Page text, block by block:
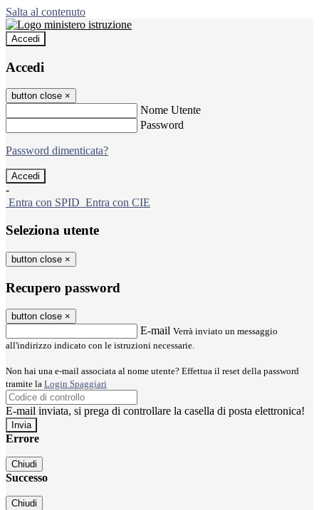
Salta al contenuto
Accedi
Accedi
button close ×
Nome Utente
Password
Password dimenticata?
-
Entra con SPID Entra con CIE
Seleziona utente
button close ×
Recupero password
button close ×
E-mail Verrà inviato un messaggio
all'indirizzo indicato con le istruzioni necessarie.
Non hai una e-mail associata al nome utente? Effettua il reset della password
tramite la Login Spaggiari
E-mail inviata, si prega di controllare la casella di posta elettronica!
Errore
Chiudi
Successo
Chiudi